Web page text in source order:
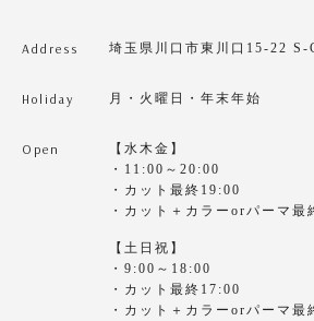
Address 埼玉県川口市東川口15-22 S-
Holiday 月・火曜日・年末年始
Open
【水木金】
・11:00～20:00
・カット最終19:00
・カット＋カラーorパーマ最
【土日祝】
・9:00～18:00
・カット最終17:00
・カット＋カラーorパーマ最